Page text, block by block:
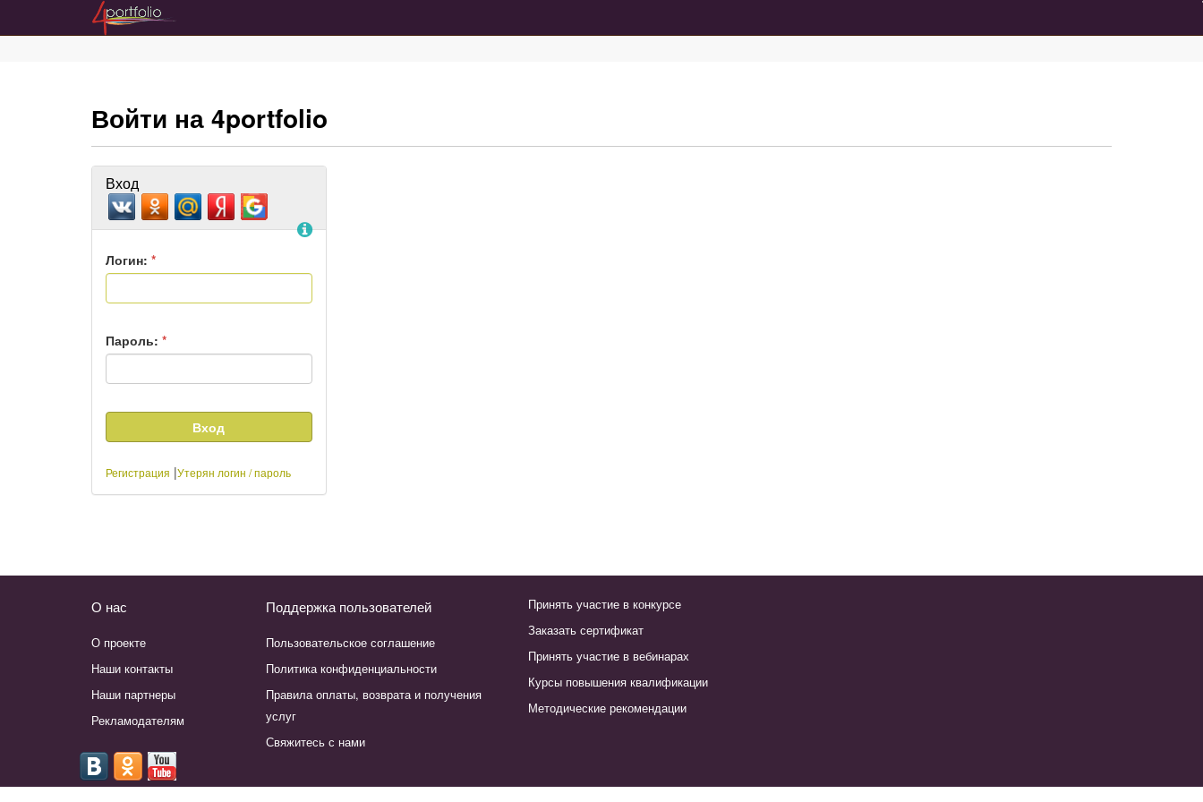
Войти на 4portfolio
Вход
Помощь
Логин: *
Пароль: *
Регистрация |Утерян логин / пароль
О нас
О проекте
Наши контакты
Наши партнеры
Рекламодателям
Поддержка пользователей
Пользовательское соглашение
Политика конфиденциальности
Правила оплаты, возврата и получения
услуг
Свяжитесь с нами
Принять участие в конкурсе
Заказать сертификат
Принять участие в вебинарах
Курсы повышения квалификации
Методические рекомендации